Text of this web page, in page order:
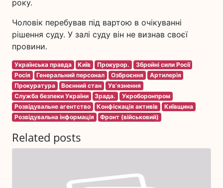
року.
Чоловік перебував під вартою в очікуванні
рішення суду. У залі суду він не визнав своєї
провини.
Українська правда Київ Прокурор.
Збройні сили Росії
Росія
Генеральний персонал Озброєння
Артилерія
Прокуратура
Воєнний стан
Ув'язнення
Служба безпеки України
Зрада.
Укроборонпром
Розвідувальне агентство
Конфіскація активів
Київщина
Розвідувальна інформація
Фронт (військовий)
Related posts